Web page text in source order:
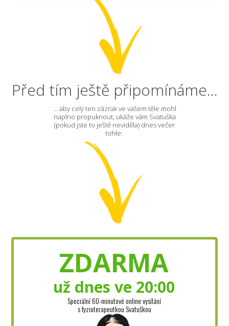
Před tím ještě připomínáme...
... aby celý ten zázrak ve vašem těle mohl
naplno propuknout, ukáže vám Svatuška
(pokud jste to ještě neviděla) dnes večer
tohle:
ZDARMA
už dnes ve 20:00
Speciální 60-minutové online vysílání
s fyzioterapeutkou Svatuškou